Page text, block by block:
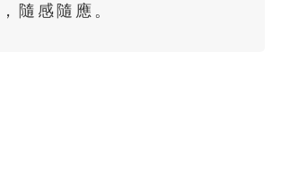
96 97
隨感隨應。